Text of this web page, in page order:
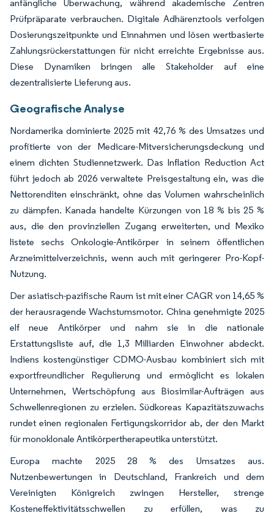
anfängliche Überwachung, während akademische Zentren
Prüfpräparate verbrauchen. Digitale Adhärenztools verfolgen
Dosierungszeitpunkte und Einnahmen und lösen wertbasierte
Zahlungsrückerstattungen für nicht erreichte Ergebnisse aus.
Diese Dynamiken bringen alle Stakeholder auf eine
dezentralisierte Lieferung aus.
Geografische Analyse
Nordamerika dominierte 2025 mit 42,76 % des Umsatzes und
profitierte von der Medicare-Mitversicherungsdeckung und
einem dichten Studiennetzwerk. Das Inflation Reduction Act
führt jedoch ab 2026 verwaltete Preisgestaltung ein, was die
Nettorenditen einschränkt, ohne das Volumen wahrscheinlich
zu dämpfen. Kanada handelte Kürzungen von 18 % bis 25 %
aus, die den provinziellen Zugang erweiterten, und Mexiko
listete sechs Onkologie-Antikörper in seinem öffentlichen
Arzneimittelverzeichnis, wenn auch mit geringerer Pro-Kopf-
Nutzung.
Der asiatisch-pazifische Raum ist mit einer CAGR von 14,65 %
der herausragende Wachstumsmotor. China genehmigte 2025
elf neue Antikörper und nahm sie in die nationale
Erstattungsliste auf, die 1,3 Milliarden Einwohner abdeckt.
Indiens kostengünstiger CDMO-Ausbau kombiniert sich mit
exportfreundlicher Regulierung und ermöglicht es lokalen
Unternehmen, Wertschöpfung aus Biosimilar-Aufträgen aus
Schwellenregionen zu erzielen. Südkoreas Kapazitätszuwachs
rundet einen regionalen Fertigungskorridor ab, der den Markt
für monoklonale Antikörpertherapeutika unterstützt.
Europa machte 2025 28 % des Umsatzes aus.
Nutzenbewertungen in Deutschland, Frankreich und dem
Vereinigten Königreich zwingen Hersteller, strenge
Kosteneffektivitätsschwellen zu erfüllen, was zu